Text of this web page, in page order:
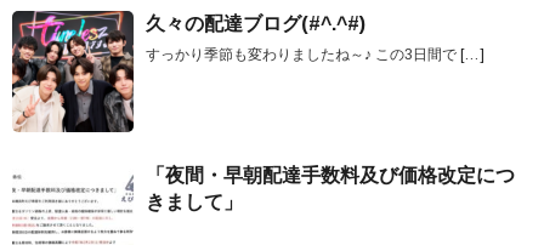
久々の配達ブログ(#^.^#)
すっかり季節も変わりましたね～♪ この3日間で […]
「夜間・早朝配達手数料及び価格改定につ
きまして」